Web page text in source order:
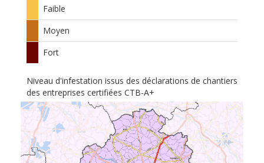
Faible
Moyen
Fort
Niveau d'infestation issus des déclarations de chantiers
des entreprises certifiées CTB-A+